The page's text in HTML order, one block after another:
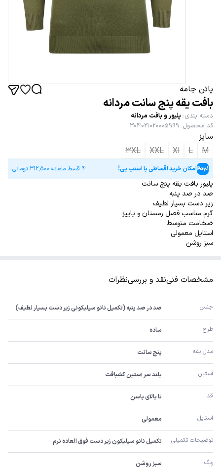
پاتن جامه
بافت یقه پنج سانت مردانه
دسته بندی: پلیور و بافت مردانه
کد محصول:
304021020005999
سایز
M
L
Xl
XXL
3XL
امکان خرید اقساطی با اسنپ پی! 4 قسط ماهانه 312,500 تومانی
پلیور بافت یقه پنج سانت
صد در صد پنبه
زیر دست بسیار لطیف
گرم مناسب فصل زمستان و پاییز
ضخامت متوسط
استایل معمولی
سبز روشن
مشخصات فنینقد و بررسینظرات
جنس صد در صد پنبه (تکمیل نانو سیلیکونی زیر دست بسیار لطیف)
طرح ساده
مدل یقه پنج سانت
آستین بلند سر آستین کشبافت
قد تا بالای باسن
استایل معمولی
توضیحات تکمیلی تکمیل نانو سیلیکون زیر دست فوق العاده نرم
رنگ سبز روشن